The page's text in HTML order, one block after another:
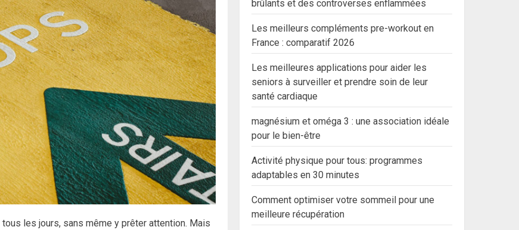
tous les jours, sans même y prêter attention. Mais
brûlants et des controverses enflammées
Les meilleurs compléments pre-workout en
France : comparatif 2026
Les meilleures applications pour aider les
seniors à surveiller et prendre soin de leur
santé cardiaque
magnésium et oméga 3 : une association idéale
pour le bien-être
Activité physique pour tous: programmes
adaptables en 30 minutes
Comment optimiser votre sommeil pour une
meilleure récupération